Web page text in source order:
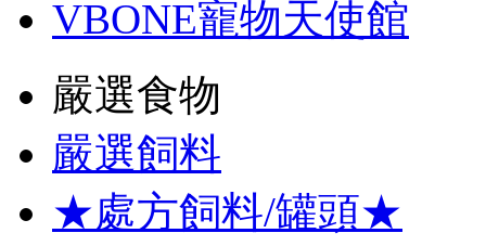
VBONE寵物天使館
嚴選食物
嚴選飼料
★處方飼料/罐頭★